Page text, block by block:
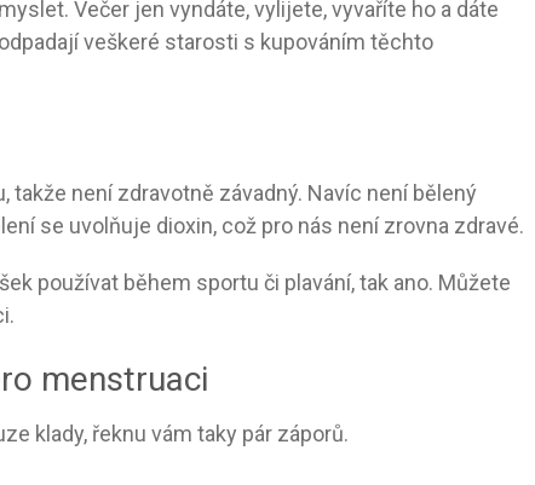
Večer jen vyndáte, vylijete, vyvaříte ho a dáte
veškeré starosti s kupováním těchto
takže není zdravotně závadný. Navíc není bělený
se uvolňuje dioxin, což pro nás není zrovna zdravé.
používat během sportu či plavání, tak ano. Můžete
menstruaci
klady, řeknu vám taky pár záporů.